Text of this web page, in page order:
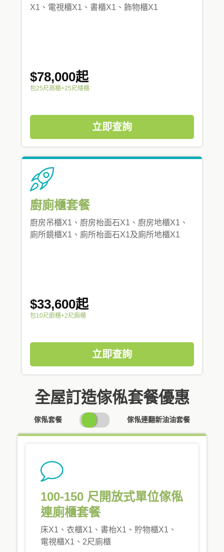
X1、電視櫃X1、書櫃X1、飾物櫃X1
$78,000起
包25尺高櫃+25尺矮櫃
立即查詢
廚廁櫃套餐
廚房吊櫃X1、廚房枱面石X1、廚房地櫃X1、
廁所鏡櫃X1、廁所枱面石X1及廁所地櫃X1
$33,600起
包10尺廚櫃+2尺廁櫃
立即查詢
全屋訂造傢俬套餐優惠
傢俬套餐
SWITCH
PRICING
傢俬連翻新油油套餐
100-150 尺開放式單位傢俬
連廁櫃套餐
床X1、衣櫃X1、書枱X1、貯物櫃X1、
電視櫃X1、2尺廁櫃